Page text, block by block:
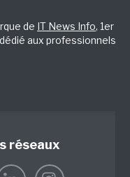
de IT News Info, 1er
aux professionnels
réseaux